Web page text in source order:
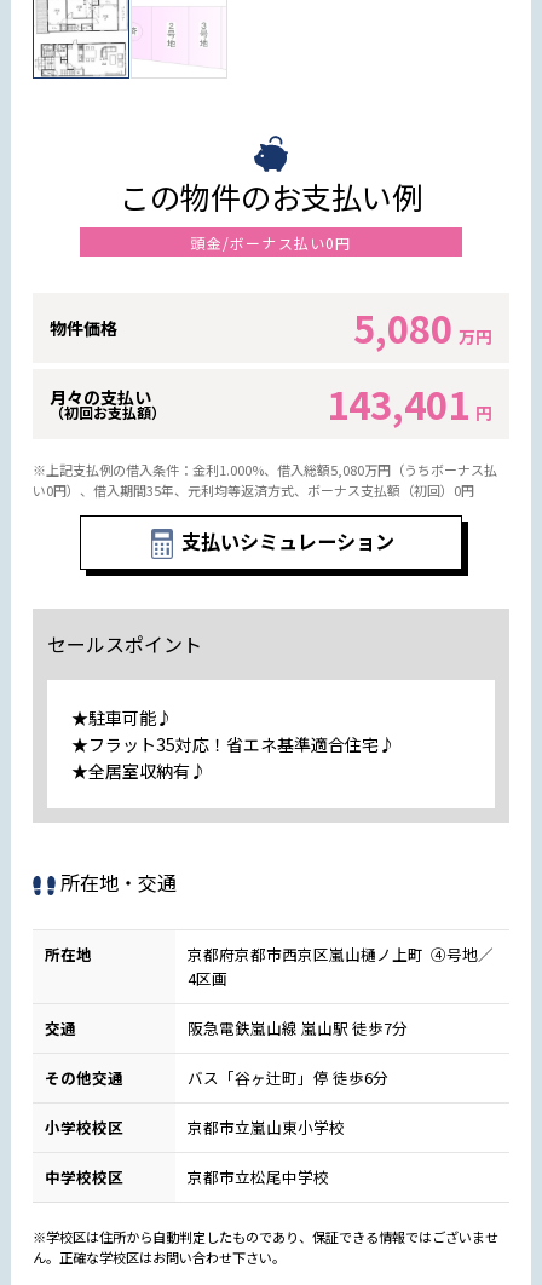
この物件のお支払い例
頭金/ボーナス払い0円
物件価格 5,080 万円
月々の支払い
（初回お支払額） 143,401 円
※上記支払例の借入条件：金利1.000%、借入総額5,080万円（うちボーナス払
い0円）、借入期間35年、元利均等返済方式、ボーナス支払額（初回）0円
支払いシミュレーション
セールスポイント
★駐車可能♪
★フラット35対応！省エネ基準適合住宅♪
★全居室収納有♪
所在地・交通
所在地
京都府京都市西京区嵐山樋ノ上町 ④号地／
4区画
交通 阪急電鉄嵐山線 嵐山駅 徒歩7分
その他交通 バス「谷ヶ辻町」停 徒歩6分
小学校校区 京都市立嵐山東小学校
中学校校区 京都市立松尾中学校
※学校区は住所から自動判定したものであり、保証できる情報ではございませ
ん。正確な学校区はお問い合わせ下さい。